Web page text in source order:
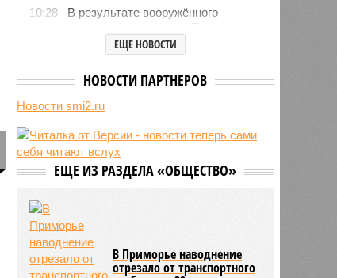
10:28
В результате вооружённого
погибли 7 человек
попал в зону риска из-за
09:52
Хакеры добрались до переписки
Ленинградской и Калининградской
областям
09:42
Африканская конфедерация
09:35
Трамп подписал новые указы
против гражданства по рождению и
«родильного туризма»
ЕЩЕ НОВОСТИ
НОВОСТИ ПАРТНЕРОВ
Новости smi2.ru
ЕЩЕ ИЗ РАЗДЕЛА «ОБЩЕСТВО»
В Приморье наводнение
отрезало от транспортного